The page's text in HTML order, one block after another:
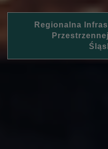
Regionalna